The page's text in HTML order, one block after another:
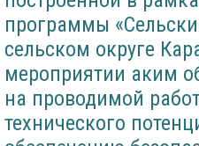
программы
сельском округе
мероприятии аким
на проводимой
технического